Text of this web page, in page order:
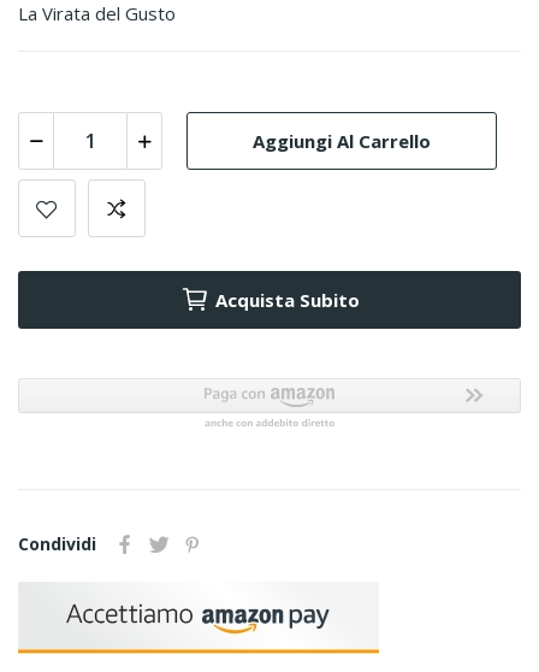
La Virata del Gusto
Aggiungi Al Carrello
Acquista Subito
Condividi